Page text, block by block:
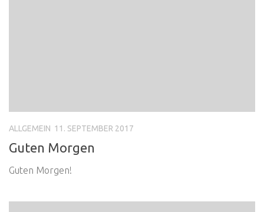
ALLGEMEIN 11. SEPTEMBER 2017
Guten Morgen
Guten Morgen!